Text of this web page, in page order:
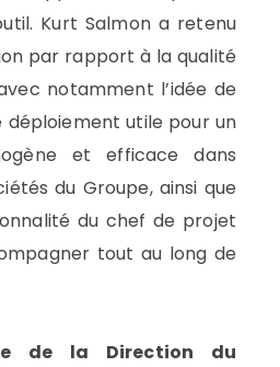
Kurt Salmon a retenu
par rapport à la qualité
notamment l’idée de
déploiement utile pour un
et efficace dans
du Groupe, ainsi que
du chef de projet
tout au long de
de la Direction du